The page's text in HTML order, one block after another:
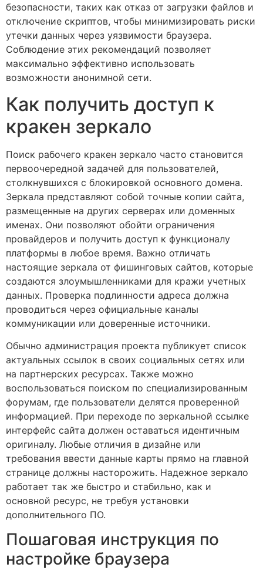
безопасности, таких как отказ от загрузки файлов и
отключение скриптов, чтобы минимизировать риски
утечки данных через уязвимости браузера.
Соблюдение этих рекомендаций позволяет
максимально эффективно использовать
возможности анонимной сети.
Как получить доступ к
кракен зеркало
Поиск рабочего кракен зеркало часто становится
первоочередной задачей для пользователей,
столкнувшихся с блокировкой основного домена.
Зеркала представляют собой точные копии сайта,
размещенные на других серверах или доменных
именах. Они позволяют обойти ограничения
провайдеров и получить доступ к функционалу
платформы в любое время. Важно отличать
настоящие зеркала от фишинговых сайтов, которые
создаются злоумышленниками для кражи учетных
данных. Проверка подлинности адреса должна
проводиться через официальные каналы
коммуникации или доверенные источники.
Обычно администрация проекта публикует список
актуальных ссылок в своих социальных сетях или
на партнерских ресурсах. Также можно
воспользоваться поиском по специализированным
форумам, где пользователи делятся проверенной
информацией. При переходе по зеркальной ссылке
интерфейс сайта должен оставаться идентичным
оригиналу. Любые отличия в дизайне или
требования ввести данные карты прямо на главной
странице должны насторожить. Надежное зеркало
работает так же быстро и стабильно, как и
основной ресурс, не требуя установки
дополнительного ПО.
Пошаговая инструкция по
настройке браузера